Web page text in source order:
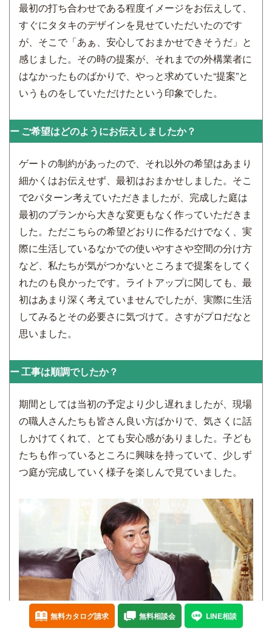
最初の打ち合わせである程度イメージをお伝えして、
すぐにタタキのデザインを見せていただいたのです
が、そこで「あぁ、安心しておまかせできそうだ」と
感じました。その時の提案が、それまでの外構業者に
はなかったものばかりで、やっと求めていた“提案”と
いうものをしていただけたという印象でした。
ご希望はどのようにお伝えしましたか？
ゲートの制約があったので、それ以外の希望はあまり
細かくはお伝えせず、最初はおまかせしました。そこ
で2パターン考えていただきましたが、完成した庭は
最初のプランから大きな変更もなく作っていただきま
した。ただこちらの希望どおりに作るだけでなく、実
際に生活しているなかでの使いやすさや空間の分け方
など、私たちが気がつかないところまで提案をしてく
れたのも良かったです。ライトアップに関しても、最
初はあまり深く考えていませんでしたが、実際に生活
してみるとその必要さに気づけて。さすがプロだなと
思いました。
工事は順調でしたか？
期間としては当初の予定より少し遅れましたが、現場
の職人さんたちも皆さん良い方ばかりで、気さくに話
しかけてくれて、とても安心感がありました。子ども
たちも作っているところに興味を持っていて、少しず
つ庭が完成していく様子を楽しんで見ていました。
無料カタログ請求 無料相談会 LINE相談